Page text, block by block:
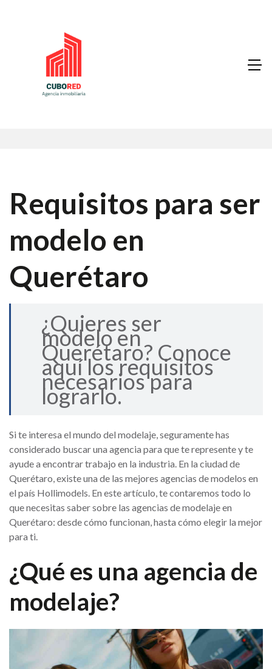
Requisitos para ser
modelo en
Querétaro
¿Quieres ser
modelo en
Querétaro? Conoce
aquí los requisitos
necesarios para
lograrlo.
Si te interesa el mundo del modelaje, seguramente has
considerado buscar una agencia para que te represente y te
ayude a encontrar trabajo en la industria. En la ciudad de
Querétaro, existe una de las mejores agencias de modelos en
el país Hollimodels. En este artículo, te contaremos todo lo
que necesitas saber sobre las agencias de modelaje en
Querétaro: desde cómo funcionan, hasta cómo elegir la mejor
para ti.
¿Qué es una agencia de
modelaje?